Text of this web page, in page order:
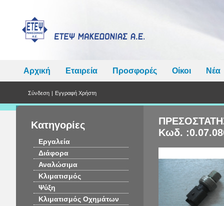
Αρχική Εταιρεία Προσφορές Οίκοι Νέα
Σύνδεση | Εγγραφή Χρήστη
Κατηγορίες
Εργαλεία
Διάφορα
Αναλώσιμα
Κλιματισμός
Ψύξη
Κλιματισμός Οχημάτων
Κωδ.